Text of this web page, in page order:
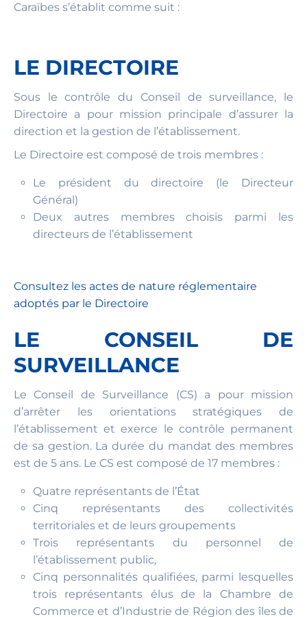
Caraïbes s’établit comme suit :
LE DIRECTOIRE
Sous le contrôle du Conseil de surveillance, le
Directoire a pour mission principale d’assurer la
direction et la gestion de l’établissement.
Le Directoire est composé de trois membres :
Le président du directoire (le Directeur
Général)
Deux autres membres choisis parmi les
directeurs de l’établissement
Consultez les actes de nature réglementaire
adoptés par le Directoire
LE CONSEIL DE
SURVEILLANCE
Le Conseil de Surveillance (CS) a pour mission
d’arrêter les orientations stratégiques de
l’établissement et exerce le contrôle permanent
de sa gestion. La durée du mandat des membres
est de 5 ans. Le CS est composé de 17 membres :
Quatre représentants de l’État
Cinq représentants des collectivités
territoriales et de leurs groupements
Trois représentants du personnel de
l’établissement public,
Cinq personnalités qualifiées, parmi lesquelles
trois représentants élus de la Chambre de
Commerce et d’Industrie de Région des îles de